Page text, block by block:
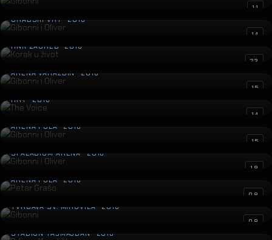
11
Gibonni i Oliver
GRADSKI VRT · 2016
14
Korak u život
HNK ZAGREB · 2016
23
Gibonni i Oliver
ARENA VARAŽDIN · 2016
15
The Voice
HRT · 2016
14
Gibonni i Oliver
ARENA PULA · 2016
15
Gibonni i Oliver
SPALADIUM ARENA · 2016
19
Petar Grašo
ARENA PULA · 2016
08
Gibonni
TVRĐAVA SV. MIHOVILA · 2016
08
Prljavo Kazalište
STADION TAŠMAJDAN · 2016